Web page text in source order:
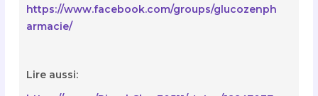
https://www.facebook.com/groups/glucozenph
armacie/
Lire aussi: